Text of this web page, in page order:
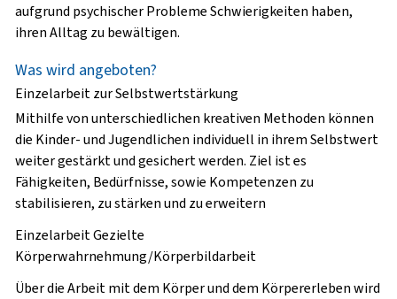
aufgrund psychischer Probleme Schwierigkeiten haben,
ihren Alltag zu bewältigen.
Was wird angeboten?
Einzelarbeit zur Selbstwertstärkung
Mithilfe von unterschiedlichen kreativen Methoden können
die Kinder- und Jugendlichen individuell in ihrem Selbstwert
weiter gestärkt und gesichert werden. Ziel ist es
Fähigkeiten, Bedürfnisse, sowie Kompetenzen zu
stabilisieren, zu stärken und zu erweitern
Einzelarbeit Gezielte
Körperwahrnehmung/Körperbildarbeit
Über die Arbeit mit dem Körper und dem Körpererleben wird